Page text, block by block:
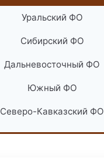
Уральский ФО
Сибирский ФО
Дальневосточный ФО
Южный ФО
Северо-Кавказский ФО